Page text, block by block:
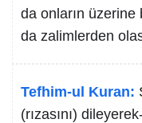
da onların üzerine
da zalimlerden
Tefhim-ul Kuran:
(rızasını)